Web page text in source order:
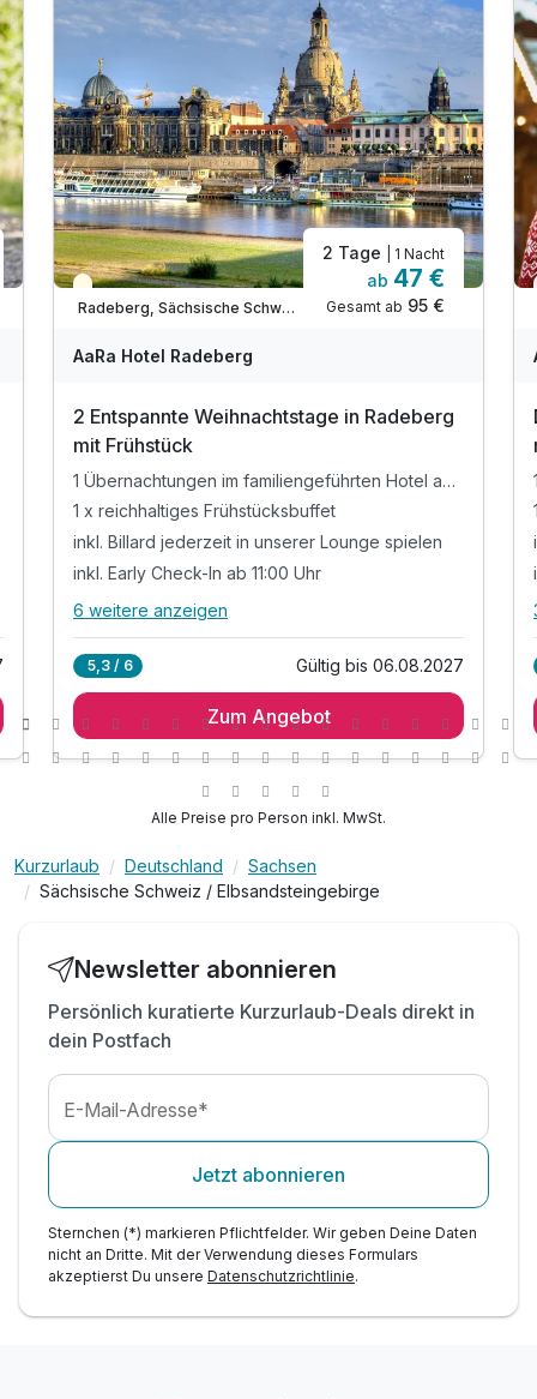
Saisonal verfügbar
Radeberg, Sächsische Schweiz / Elbsandsteingebirge
2 Tage | 1 Nacht
ab 47 €
Gesamt ab 95 €
AaRa Hotel Radeberg
2 Entspannte Weihnachtstage in Radeberg
mit Frühstück
1 Übernachtungen im familiengeführten Hotel an der Dresdner Heide
1 x reichhaltiges Frühstücksbuffet
inkl. Billard jederzeit in unserer Lounge spielen
inkl. Early Check-In ab 11:00 Uhr
Alle Inklusivleistungen
der Dresdner Heide
1 x reichhaltiges Frühstücksbuffet
inkl. Wohlfühlzeit in unserer Saunalandschaft
mit Finnischer Sauna, Infrarot Sauna, Fuß
inkl. kuschliger Leihbademantel und Handtücher
inkl. WLAN-Nutzung
inkl. Parkplatznutzung während des Aufenthaltes
6 weitere anzeigen
5,3 / 6 Gültig bis 06.08.2027
Zum Angebot
Alle Preise pro Person inkl. MwSt.
Kurzurlaub Deutschland
Sachsen
Sächsische Schweiz / Elbsandsteingebirge
Newsletter abonnieren
Persönlich kuratierte Kurzurlaub-Deals direkt in
dein Postfach
E-Mail-Adresse*
Jetzt abonnieren
Sternchen (*) markieren Pflichtfelder. Wir geben Deine Daten
nicht an Dritte. Mit der Verwendung dieses Formulars
akzeptierst Du unsere Datenschutzrichtlinie.